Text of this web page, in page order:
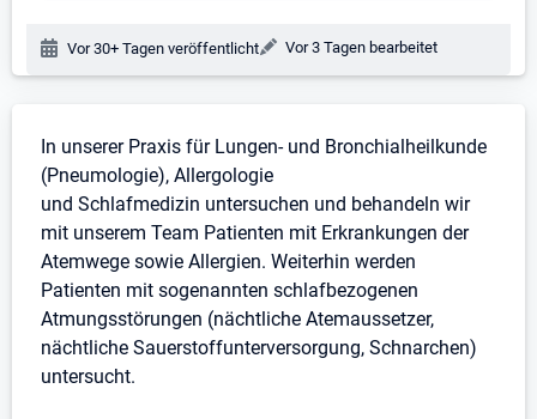
Veröffentlichungsdatum:
Vor 30+ Tagen veröffentlicht Änderungsdatum:
Vor 3 Tagen bearbeitet
Stellenbeschreibung
In unserer Praxis für Lungen- und Bronchialheilkunde
(Pneumologie), Allergologie
und Schlafmedizin untersuchen und behandeln wir
mit unserem Team Patienten mit Erkrankungen der
Atemwege sowie Allergien. Weiterhin werden
Patienten mit sogenannten schlafbezogenen
Atmungsstörungen (nächtliche Atemaussetzer,
nächtliche Sauerstoffunterversorgung, Schnarchen)
untersucht.